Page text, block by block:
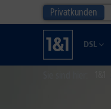
Privatkunden
DSL